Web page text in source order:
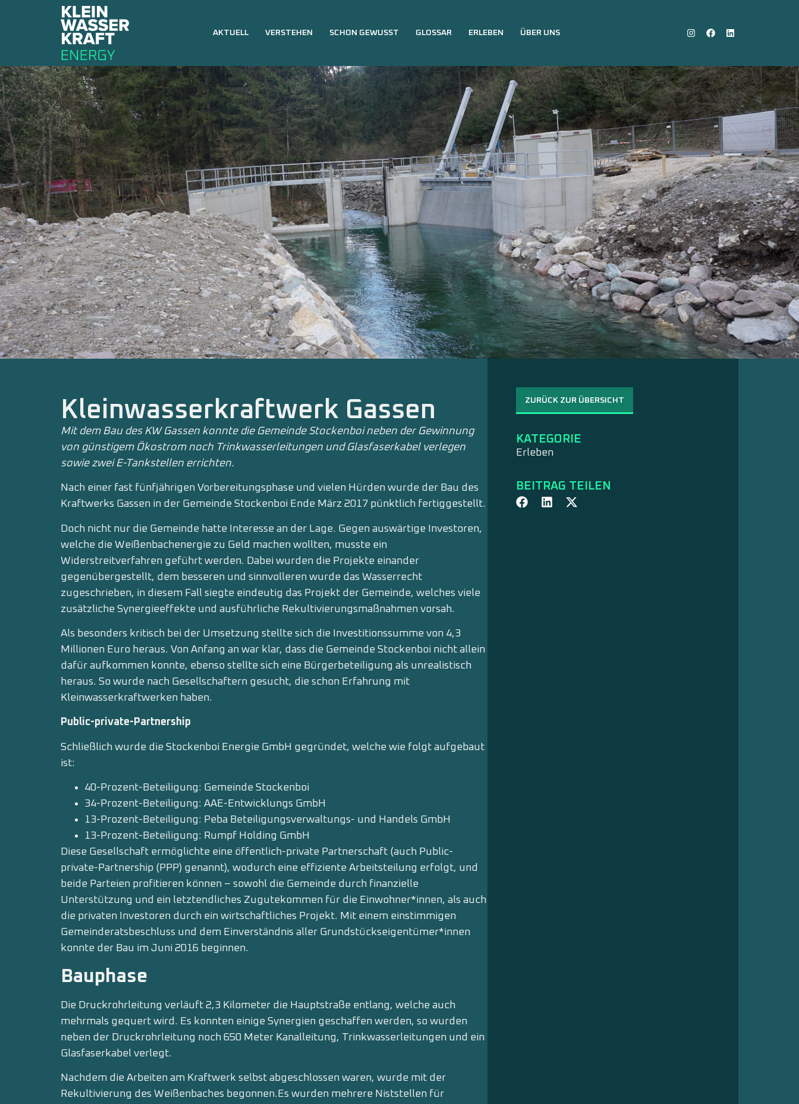
AKTUELL VERSTEHEN SCHON GEWUSST GLOSSAR ERLEBEN ÜBER UNS
ZURÜCK ZUR ÜBERSICHT
KATEGORIE
Erleben
BEITRAG TEILEN
Kleinwasserkraftwerk Gassen
Mit dem Bau des KW Gassen konnte die Gemeinde Stockenboi neben der Gewinnung
von günstigem Ökostrom noch Trinkwasserleitungen und Glasfaserkabel verlegen
sowie zwei E-Tankstellen errichten.
Nach einer fast fünfjährigen Vorbereitungsphase und vielen Hürden wurde der Bau des
Kraftwerks Gassen in der Gemeinde Stockenboi Ende März 2017 pünktlich fertiggestellt.
Doch nicht nur die Gemeinde hatte Interesse an der Lage. Gegen auswärtige Investoren,
welche die Weißenbachenergie zu Geld machen wollten, musste ein
Widerstreitverfahren geführt werden. Dabei wurden die Projekte einander
gegenübergestellt, dem besseren und sinnvolleren wurde das Wasserrecht
zugeschrieben, in diesem Fall siegte eindeutig das Projekt der Gemeinde, welches viele
zusätzliche Synergieeffekte und ausführliche Rekultivierungsmaßnahmen vorsah.
Als besonders kritisch bei der Umsetzung stellte sich die Investitionssumme von 4,3
Millionen Euro heraus. Von Anfang an war klar, dass die Gemeinde Stockenboi nicht allein
dafür aufkommen konnte, ebenso stellte sich eine Bürgerbeteiligung als unrealistisch
heraus. So wurde nach Gesellschaftern gesucht, die schon Erfahrung mit
Kleinwasserkraftwerken haben.
Public-private-Partnership
Schließlich wurde die Stockenboi Energie GmbH gegründet, welche wie folgt aufgebaut
ist:
40-Prozent-Beteiligung: Gemeinde Stockenboi
34-Prozent-Beteiligung: AAE-Entwicklungs GmbH
13-Prozent-Beteiligung: Peba Beteiligungsverwaltungs- und Handels GmbH
13-Prozent-Beteiligung: Rumpf Holding GmbH
Diese Gesellschaft ermöglichte eine öffentlich-private Partnerschaft (auch Public-
private-Partnership (PPP) genannt), wodurch eine effiziente Arbeitsteilung erfolgt, und
beide Parteien profitieren können – sowohl die Gemeinde durch finanzielle
Unterstützung und ein letztendliches Zugutekommen für die Einwohner*innen, als auch
die privaten Investoren durch ein wirtschaftliches Projekt. Mit einem einstimmigen
Gemeinderatsbeschluss und dem Einverständnis aller Grundstückseigentümer*innen
konnte der Bau im Juni 2016 beginnen.
Bauphase
Die Druckrohrleitung verläuft 2,3 Kilometer die Hauptstraße entlang, welche auch
mehrmals gequert wird. Es konnten einige Synergien geschaffen werden, so wurden
neben der Druckrohrleitung noch 650 Meter Kanalleitung, Trinkwasserleitungen und ein
Glasfaserkabel verlegt.
Nachdem die Arbeiten am Kraftwerk selbst abgeschlossen waren, wurde mit der
Rekultivierung des Weißenbaches begonnen.Es wurden mehrere Niststellen für